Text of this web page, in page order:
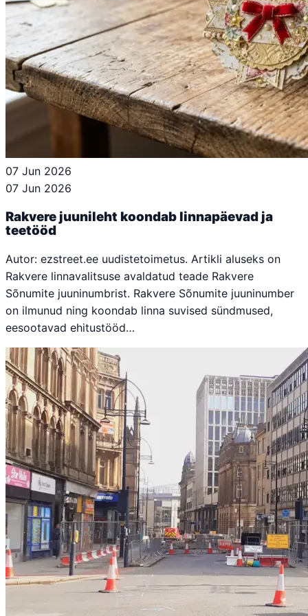
07 Jun 2026
07 Jun 2026
Rakvere juunileht koondab linnapäevad ja
teetööd
Autor: ezstreet.ee uudistetoimetus. Artikli aluseks on
Rakvere linnavalitsuse avaldatud teade Rakvere
Sõnumite juuninumbrist. Rakvere Sõnumite juuninumber
on ilmunud ning koondab linna suvised sündmused,
eesootavad ehitustööd…